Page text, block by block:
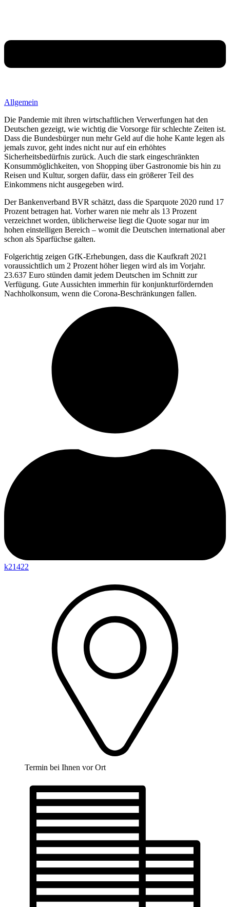
Allgemein
Die Pandemie mit ihren wirtschaftlichen Verwerfungen hat den
Deutschen gezeigt, wie wichtig die Vorsorge für schlechte Zeiten ist.
Dass die Bundesbürger nun mehr Geld auf die hohe Kante legen als
jemals zuvor, geht indes nicht nur auf ein erhöhtes
Sicherheitsbedürfnis zurück. Auch die stark eingeschränkten
Konsummöglichkeiten, von Shopping über Gastronomie bis hin zu
Reisen und Kultur, sorgen dafür, dass ein größerer Teil des
Einkommens nicht ausgegeben wird.
Der Bankenverband BVR schätzt, dass die Sparquote 2020 rund 17
Prozent betragen hat. Vorher waren nie mehr als 13 Prozent
verzeichnet worden, üblicherweise liegt die Quote sogar nur im
hohen einstelligen Bereich – womit die Deutschen international aber
schon als Sparfüchse galten.
Folgerichtig zeigen GfK-Erhebungen, dass die Kaufkraft 2021
voraussichtlich um 2 Prozent höher liegen wird als im Vorjahr.
23.637 Euro stünden damit jedem Deutschen im Schnitt zur
Verfügung. Gute Aussichten immerhin für konjunkturfördernden
Nachholkonsum, wenn die Corona-Beschränkungen fallen.
k21422
Termin bei Ihnen vor Ort